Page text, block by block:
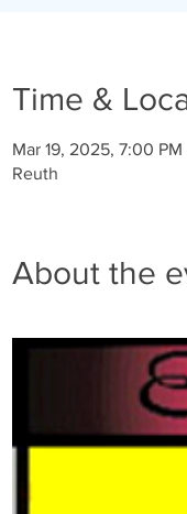
Time &
Mar 19, 2025, 7:00 PM
Reuth
About the